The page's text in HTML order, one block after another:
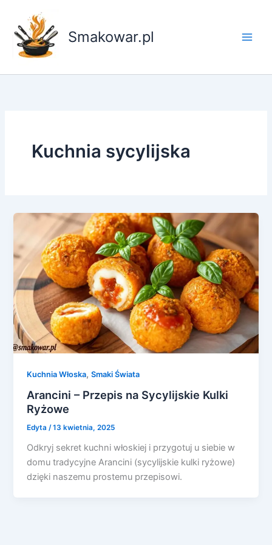
treści
Smakowar.pl
Kuchnia sycylijska
Kuchnia Włoska,Smaki Świata
Arancini – Przepis na Sycylijskie Kulki
Ryżowe
Edyta/13 kwietnia, 2025
Odkryj sekret kuchni włoskiej i przygotuj u siebie w
domu tradycyjne Arancini (sycylijskie kulki ryżowe)
dzięki naszemu prostemu przepisowi.